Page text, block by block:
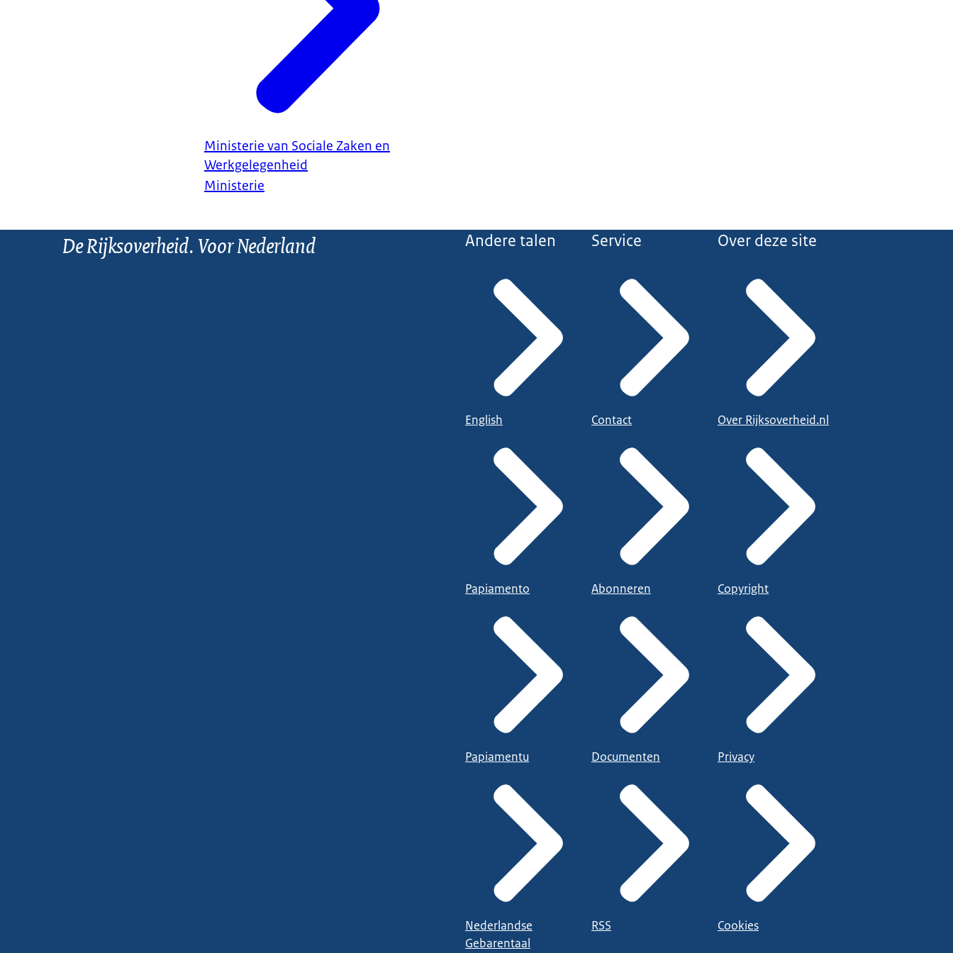
Ministerie van Sociale Zaken en
Werkgelegenheid
Ministerie
De Rijksoverheid. Voor Nederland Andere talen
English
Papiamento
Papiamentu
Nederlandse
Gebarentaal
Service
Contact
Abonneren
Documenten
RSS
Over deze site
Over Rijksoverheid.nl
Copyright
Privacy
Cookies